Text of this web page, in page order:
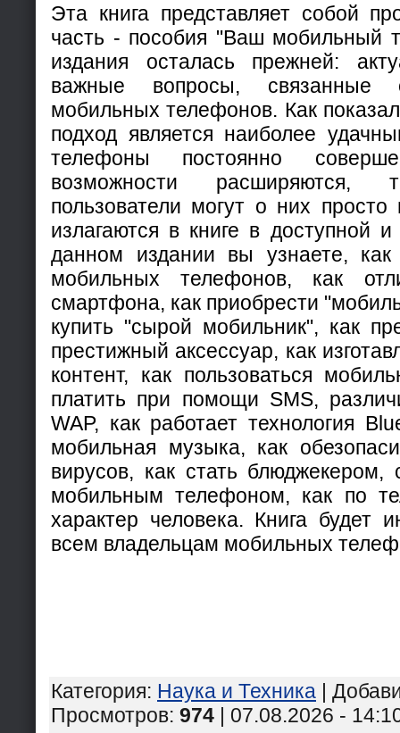
Эта книга представляет собой
часть - пособия "Ваш мобильный
издания осталась прежней:
важные вопросы, связанные
мобильных телефонов. Как
подход является наиболее
телефоны постоянно
возможности
пользователи могут о них
излагаются в книге в доступной
данном издании вы узнаете, как
мобильных телефонов, как
смартфона, как приобрести
купить "сырой мобильник", как
престижный аксессуар, как
контент, как пользоваться
платить при помощи SMS,
WAP, как работает технология
мобильная музыка, как
вирусов, как стать
мобильным телефоном, как по
характер человека. Книга будет
всем владельцам мобильных
Категория: Наука и Техника |
Просмотров: 974 | 07.08.2026 -